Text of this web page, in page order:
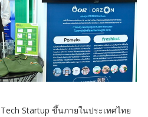
Startup ขึ้นภายในประเทศไทย